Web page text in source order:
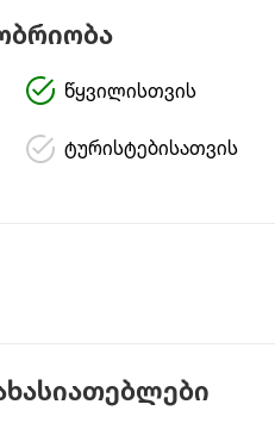
წყვილისთვის
ტურისტებისათვის